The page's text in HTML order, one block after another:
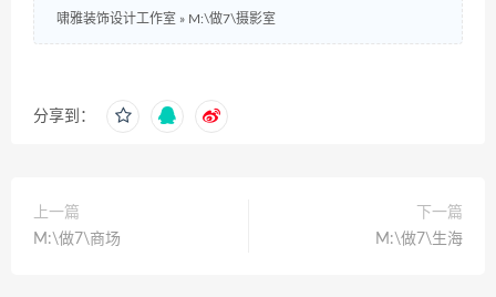
啸雅装饰设计工作室 » M:\做7\摄影室
分享到：
上一篇
M:\做7\商场
下一篇
M:\做7\生海